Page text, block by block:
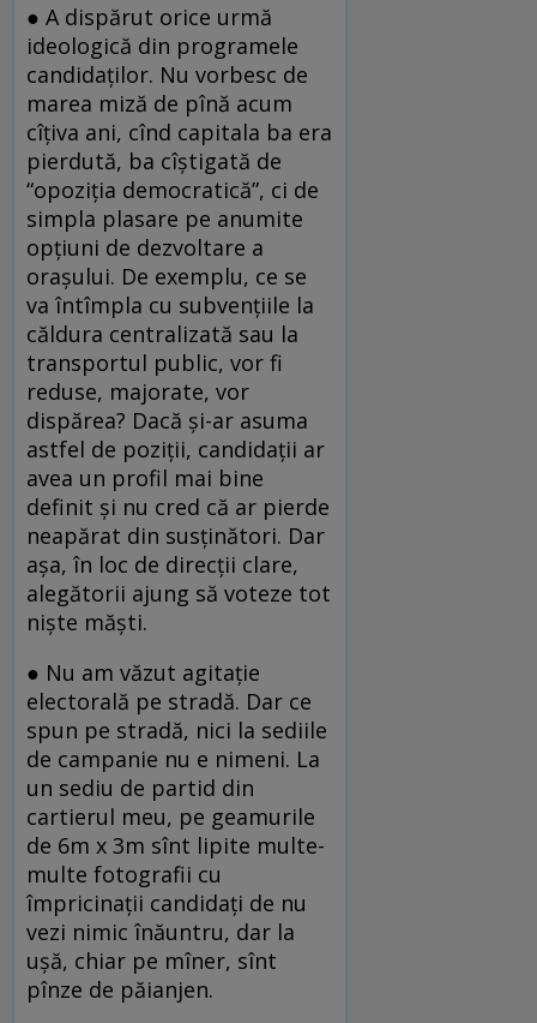
● A dispărut orice urmă
ideologică din programele
candidaților. Nu vorbesc de
marea miză de pînă acum
cîțiva ani, cînd capitala ba era
pierdută, ba cîștigată de
“opoziția democratică”, ci de
simpla plasare pe anumite
opțiuni de dezvoltare a
orașului. De exemplu, ce se
va întîmpla cu subvențiile la
căldura centralizată sau la
transportul public, vor fi
reduse, majorate, vor
dispărea? Dacă și-ar asuma
astfel de poziții, candidații ar
avea un profil mai bine
definit și nu cred că ar pierde
neapărat din susținători. Dar
așa, în loc de direcții clare,
alegătorii ajung să voteze tot
niște măști.
● Nu am văzut agitație
electorală pe stradă. Dar ce
spun pe stradă, nici la sediile
de campanie nu e nimeni. La
un sediu de partid din
cartierul meu, pe geamurile
de 6m x 3m sînt lipite multe-
multe fotografii cu
împricinații candidați de nu
vezi nimic înăuntru, dar la
ușă, chiar pe mîner, sînt
pînze de păianjen.